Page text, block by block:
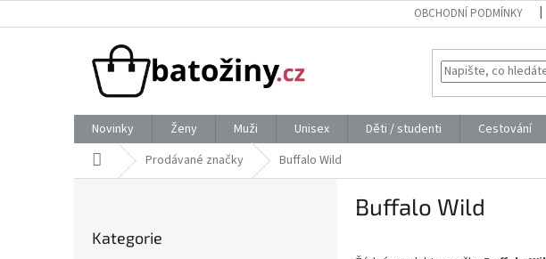
na
OBCHODNÍ PODMÍNKY
Novinky Ženy Muži Unisex Děti / studenti Cestování
Domů Prodávané značky Buffalo Wild
kategorie
Kategorie
Buffalo Wild